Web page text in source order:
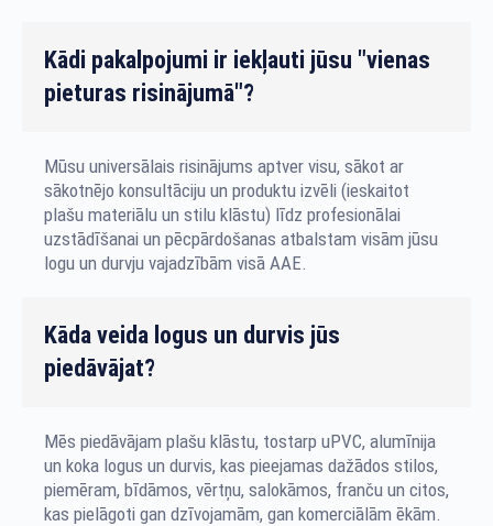
Kādi pakalpojumi ir iekļauti jūsu "vienas
pieturas risinājumā"?
Mūsu universālais risinājums aptver visu, sākot ar
sākotnējo konsultāciju un produktu izvēli (ieskaitot
plašu materiālu un stilu klāstu) līdz profesionālai
uzstādīšanai un pēcpārdošanas atbalstam visām jūsu
logu un durvju vajadzībām visā AAE.
Kāda veida logus un durvis jūs
piedāvājat?
Mēs piedāvājam plašu klāstu, tostarp uPVC, alumīnija
un koka logus un durvis, kas pieejamas dažādos stilos,
piemēram, bīdāmos, vērtņu, salokāmos, franču un citos,
kas pielāgoti gan dzīvojamām, gan komerciālām ēkām.